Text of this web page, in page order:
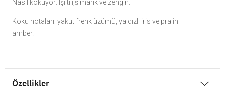
Nasıl kokuyor: Işıltılı,şımarık ve zengin.
Koku notaları: yakut frenk üzümü, yaldızlı iris ve pralin
amber.
Özellikler